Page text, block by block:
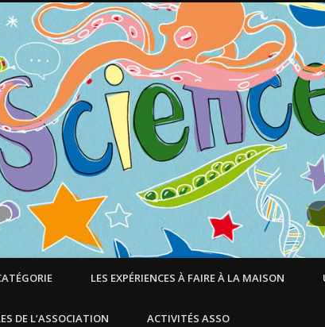
LES EXPÉRIENCES À FAIRE À LA MAISON
DE L’ASSOCIATION ACTIVITÉS ASSO